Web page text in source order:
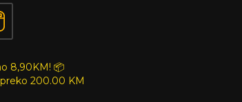
8,90KM! 📦
200.00 KM